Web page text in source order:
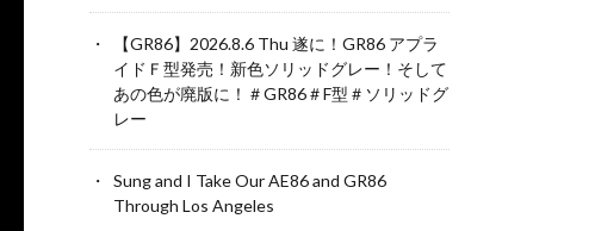
【GR86】2026.8.6 Thu 遂に！GR86 アプラ
イドＦ型発売！新色ソリッドグレー！そして
あの色が廃版に！＃GR86＃F型＃ソリッドグ
レー
Sung and I Take Our AE86 and GR86
Through Los Angeles